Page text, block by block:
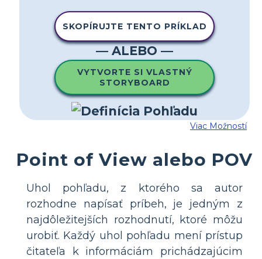
SKOPÍRUJTE TENTO PRÍKLAD
— ALEBO —
VYTVORTE SI VLASTNÝ
STORYBOARD
Viac Možností
Point of View alebo POV
Uhol pohľadu, z ktorého sa autor
rozhodne napísať príbeh, je jedným z
najdôležitejších rozhodnutí, ktoré môžu
urobiť. Každý uhol pohľadu mení prístup
čitateľa k informáciám prichádzajúcim